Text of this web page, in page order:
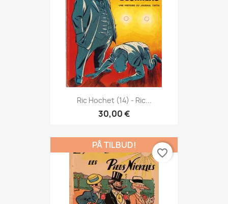
Ric Hochet (14) - Ric...
30,00 €
PÅ TILBUD!
favorite_border